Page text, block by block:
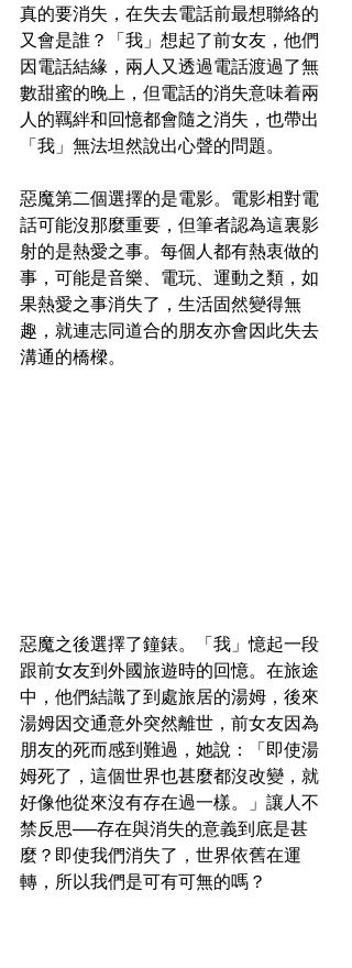
真的要消失，在失去電話前最想聯絡的
又會是誰？「我」想起了前女友，他們
因電話結緣，兩人又透過電話渡過了無
數甜蜜的晚上，但電話的消失意味着兩
人的羈絆和回憶都會隨之消失，也帶出
「我」無法坦然說出心聲的問題。
惡魔第二個選擇的是電影。電影相對電
話可能沒那麼重要，但筆者認為這裏影
射的是熱愛之事。每個人都有熱衷做的
事，可能是音樂、電玩、運動之類，如
果熱愛之事消失了，生活固然變得無
趣，就連志同道合的朋友亦會因此失去
溝通的橋樑。
惡魔之後選擇了鐘錶。「我」憶起一段
跟前女友到外國旅遊時的回憶。在旅途
中，他們結識了到處旅居的湯姆，後來
湯姆因交通意外突然離世，前女友因為
朋友的死而感到難過，她說：「即使湯
姆死了，這個世界也甚麼都沒改變，就
好像他從來沒有存在過一樣。」讓人不
禁反思──存在與消失的意義到底是甚
麼？即使我們消失了，世界依舊在運
轉，所以我們是可有可無的嗎？